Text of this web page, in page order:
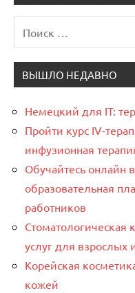
для:
ВЫШЛО НЕДАВНО
Немецкий для IT:
Пройти курс IV-
инфузионная
Обучайтесь
образовательная
работников
Стоматологическая
услуг для взрослых
Корейская
кожей